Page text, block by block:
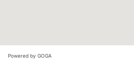
Powered by GOGA